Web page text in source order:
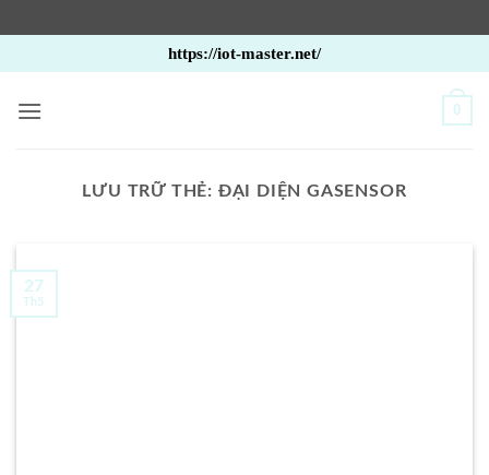
qua
nội
https://iot-master.net/
0
LƯU TRỮ THẺ: ĐẠI DIỆN GASENSOR
27
Th5